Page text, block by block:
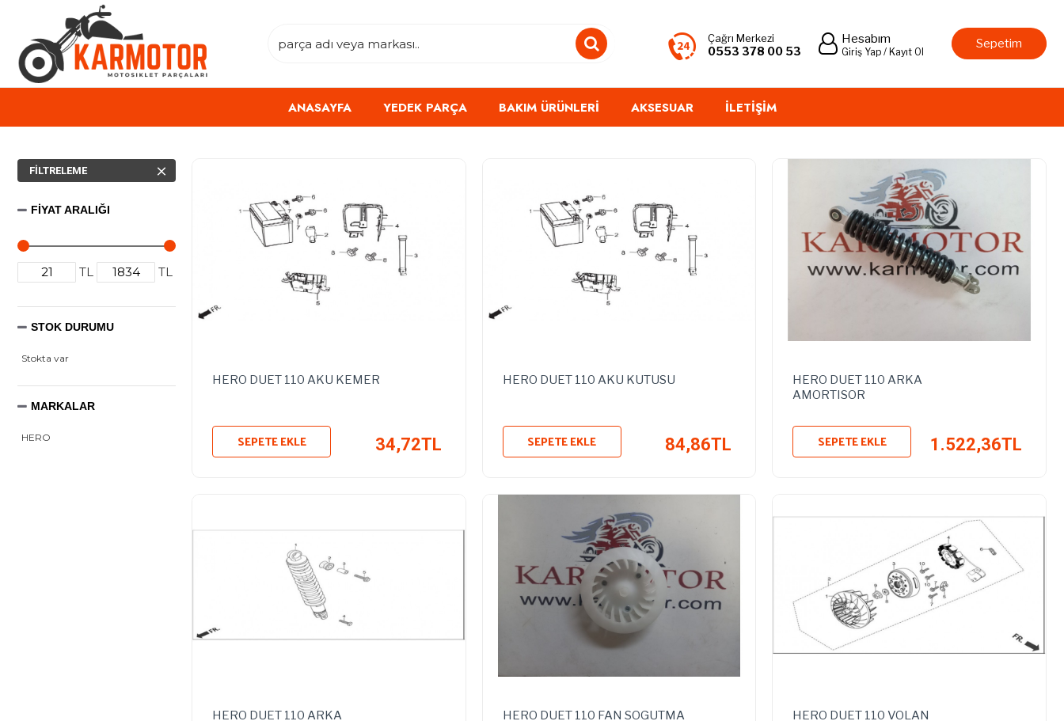
Çağrı Merkezi
0553 378 00 53
Hesabım
Giriş Yap / Kayıt Ol
Sepetim
ANASAYFA YEDEK PARÇA BAKIM ÜRÜNLERI AKSESUAR İLETIŞIM
FILTRELEME
FIYAT ARALIĞI
TL TL
MARKALAR
HERO
STOK DURUMU
Stokta var
HERO DUET 110 AKU KEMER
34,72TL
SEPETE EKLE
HERO DUET 110 AKU KUTUSU
84,86TL
SEPETE EKLE
HERO DUET 110 ARKA
AMORTISOR
1.522,36TL
SEPETE EKLE
HERO DUET 110 ARKA
HERO DUET 110 FAN SOGUTMA HERO DUET 110 VOLAN